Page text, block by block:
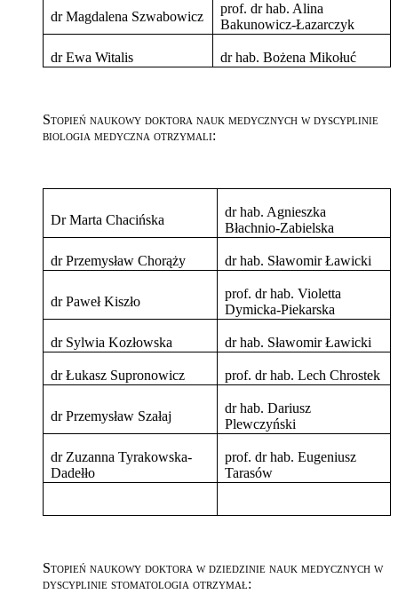
dr Magdalena Szwabowicz
prof. dr hab. Alina
Bakunowicz-Łazarczyk
dr Ewa Witalis dr hab. Bożena Mikołuć
Stopień naukowy doktora nauk medycznych w dyscyplinie
biologia medyczna otrzymali:
Dr Marta Chacińska
dr hab. Agnieszka
Błachnio-Zabielska
dr Przemysław Chorąży dr hab. Sławomir Ławicki
dr Paweł Kiszło
prof. dr hab. Violetta
Dymicka-Piekarska
dr Sylwia Kozłowska dr hab. Sławomir Ławicki
dr Łukasz Supronowicz prof. dr hab. Lech Chrostek
dr Przemysław Szałaj
dr hab. Dariusz
Plewczyński
dr Zuzanna Tyrakowska-
Dadełło
prof. dr hab. Eugeniusz
Tarasów
Stopień naukowy doktora w dziedzinie nauk medycznych w
dyscyplinie stomatologia otrzymał: